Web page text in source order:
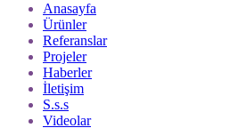
Anasayfa
Ürünler
Referanslar
Projeler
Haberler
İletişim
S.s.s
Videolar